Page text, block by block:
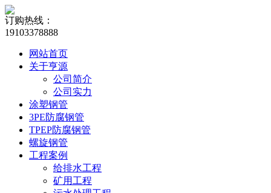
订购热线：
19103378888
网站首页
关于亨源
公司简介
公司实力
涂塑钢管
3PE防腐钢管
TPEP防腐钢管
螺旋钢管
工程案例
给排水工程
矿用工程